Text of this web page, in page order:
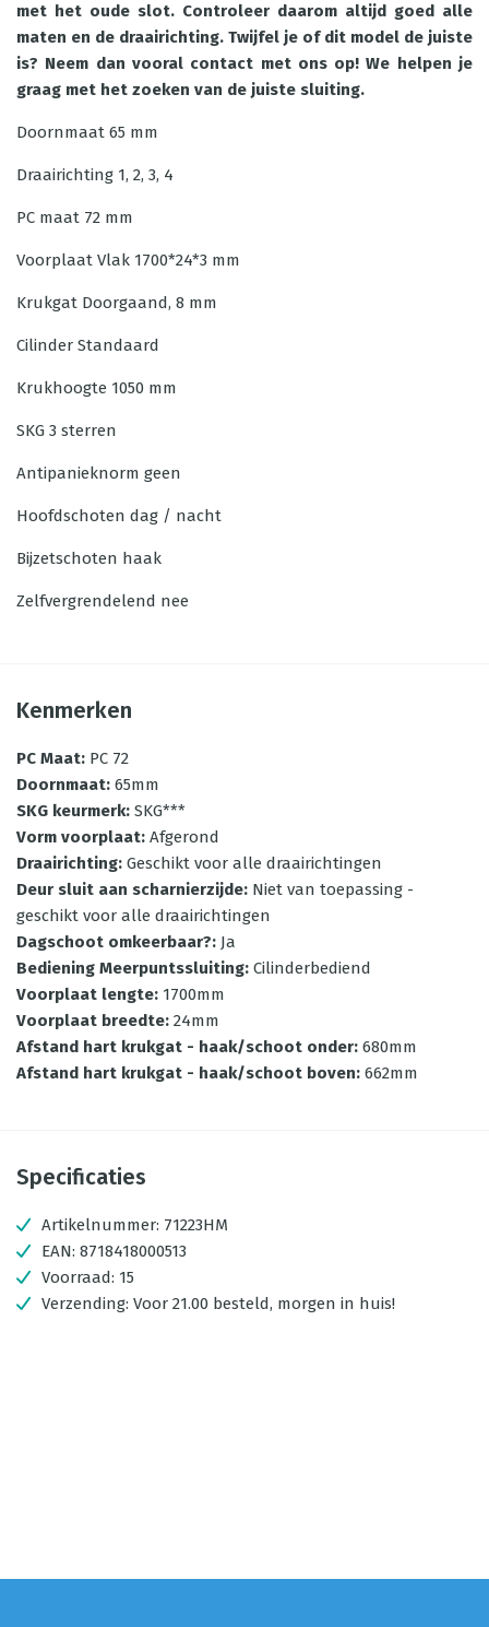
met het oude slot. Controleer daarom altijd goed alle
maten en de draairichting. Twijfel je of dit model de juiste
is? Neem dan vooral contact met ons op! We helpen je
graag met het zoeken van de juiste sluiting.
Doornmaat 65 mm
Draairichting 1, 2, 3, 4
PC maat 72 mm
Voorplaat Vlak 1700*24*3 mm
Krukgat Doorgaand, 8 mm
Cilinder Standaard
Krukhoogte 1050 mm
SKG 3 sterren
Antipanieknorm geen
Hoofdschoten dag / nacht
Bijzetschoten haak
Zelfvergrendelend nee
Kenmerken
PC Maat: PC 72
Doornmaat: 65mm
SKG keurmerk: SKG***
Vorm voorplaat: Afgerond
Draairichting: Geschikt voor alle draairichtingen
Deur sluit aan scharnierzijde: Niet van toepassing -
geschikt voor alle draairichtingen
Dagschoot omkeerbaar?: Ja
Bediening Meerpuntssluiting: Cilinderbediend
Voorplaat lengte: 1700mm
Voorplaat breedte: 24mm
Afstand hart krukgat - haak/schoot onder: 680mm
Afstand hart krukgat - haak/schoot boven: 662mm
Specificaties
Artikelnummer: 71223HM
EAN: 8718418000513
Voorraad: 15
Verzending: Voor 21.00 besteld, morgen in huis!